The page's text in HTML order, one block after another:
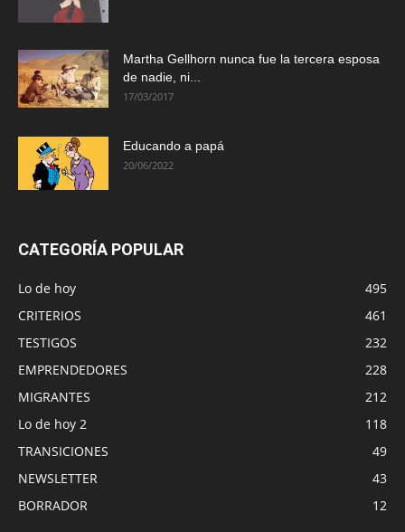
Martha Gellhorn nunca fue la tercera esposa
de nadie, ni...
17/03/2017
Educando a papá
20/06/2022
CATEGORÍA POPULAR
Lo de hoy
495
CRITERIOS
461
TESTIGOS
232
EMPRENDEDORES
228
MIGRANTES
212
Lo de hoy 2
118
TRANSICIONES
49
NEWSLETTER
43
BORRADOR
12